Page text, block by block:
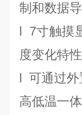
制和数据导
l 7寸触摸
度变化特
l 可通过
高低温一